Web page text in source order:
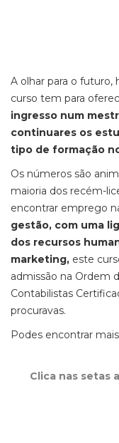
A olhar para o futuro,
curso tem para
ingresso num
continuares os
tipo de formação
Os números são
maioria dos recém-
encontrar emprego
gestão, com uma
dos recursos
marketing, este
admissão na Ordem
Contabilistas
procuravas.
Podes encontrar
Clica nas setas